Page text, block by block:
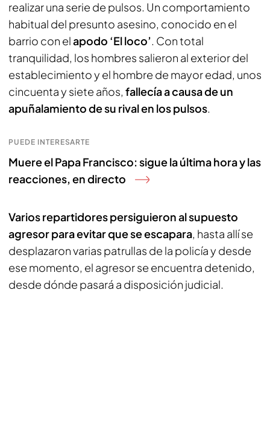
realizar una serie de pulsos. Un comportamiento
habitual del presunto asesino, conocido en el
barrio con elapodo ‘El loco’. Con total
tranquilidad, los hombres salieron al exterior del
establecimiento y el hombre de mayor edad, unos
cincuenta y siete años, fallecía a causa de un
apuñalamiento de su rival en los pulsos.
PUEDE INTERESARTE
Muere el Papa Francisco: sigue la última hora y las
reacciones, en directo
Varios repartidores persiguieron al supuesto
agresor para evitar que se escapara, hasta allí se
desplazaron varias patrullas de la policía y desde
ese momento, el agresor se encuentra detenido,
desde dónde pasará a disposición judicial.